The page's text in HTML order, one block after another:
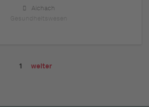
Aichach
Gesundheitswesen
1 weiter